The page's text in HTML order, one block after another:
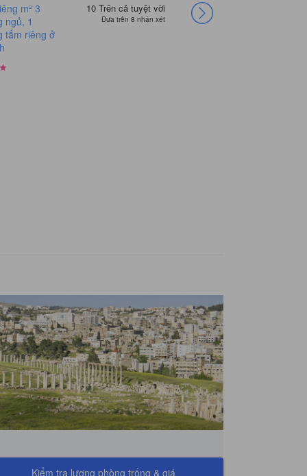
m² 3
ngủ, 1
tắm riêng ở
10 Trên cả tuyệt vời
Dựa trên 8 nhận xét
Kiểm tra lượng phòng trống & giá